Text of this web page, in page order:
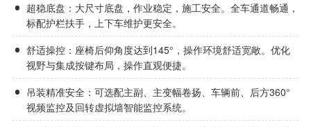
超稳底盘：大尺寸底盘，作业稳定，施工安全。全车通道畅通，
标配护栏扶手，上下车维护更安全。
舒适操控：座椅后仰角度达到145°，操作环境舒适宽敞。优化
视野与集成按键布局，操作直观便捷。
吊装精准安全：可选配主副、主变幅卷扬、车辆前、后方360°
视频监控及回转虚拟墙智能监控系统。